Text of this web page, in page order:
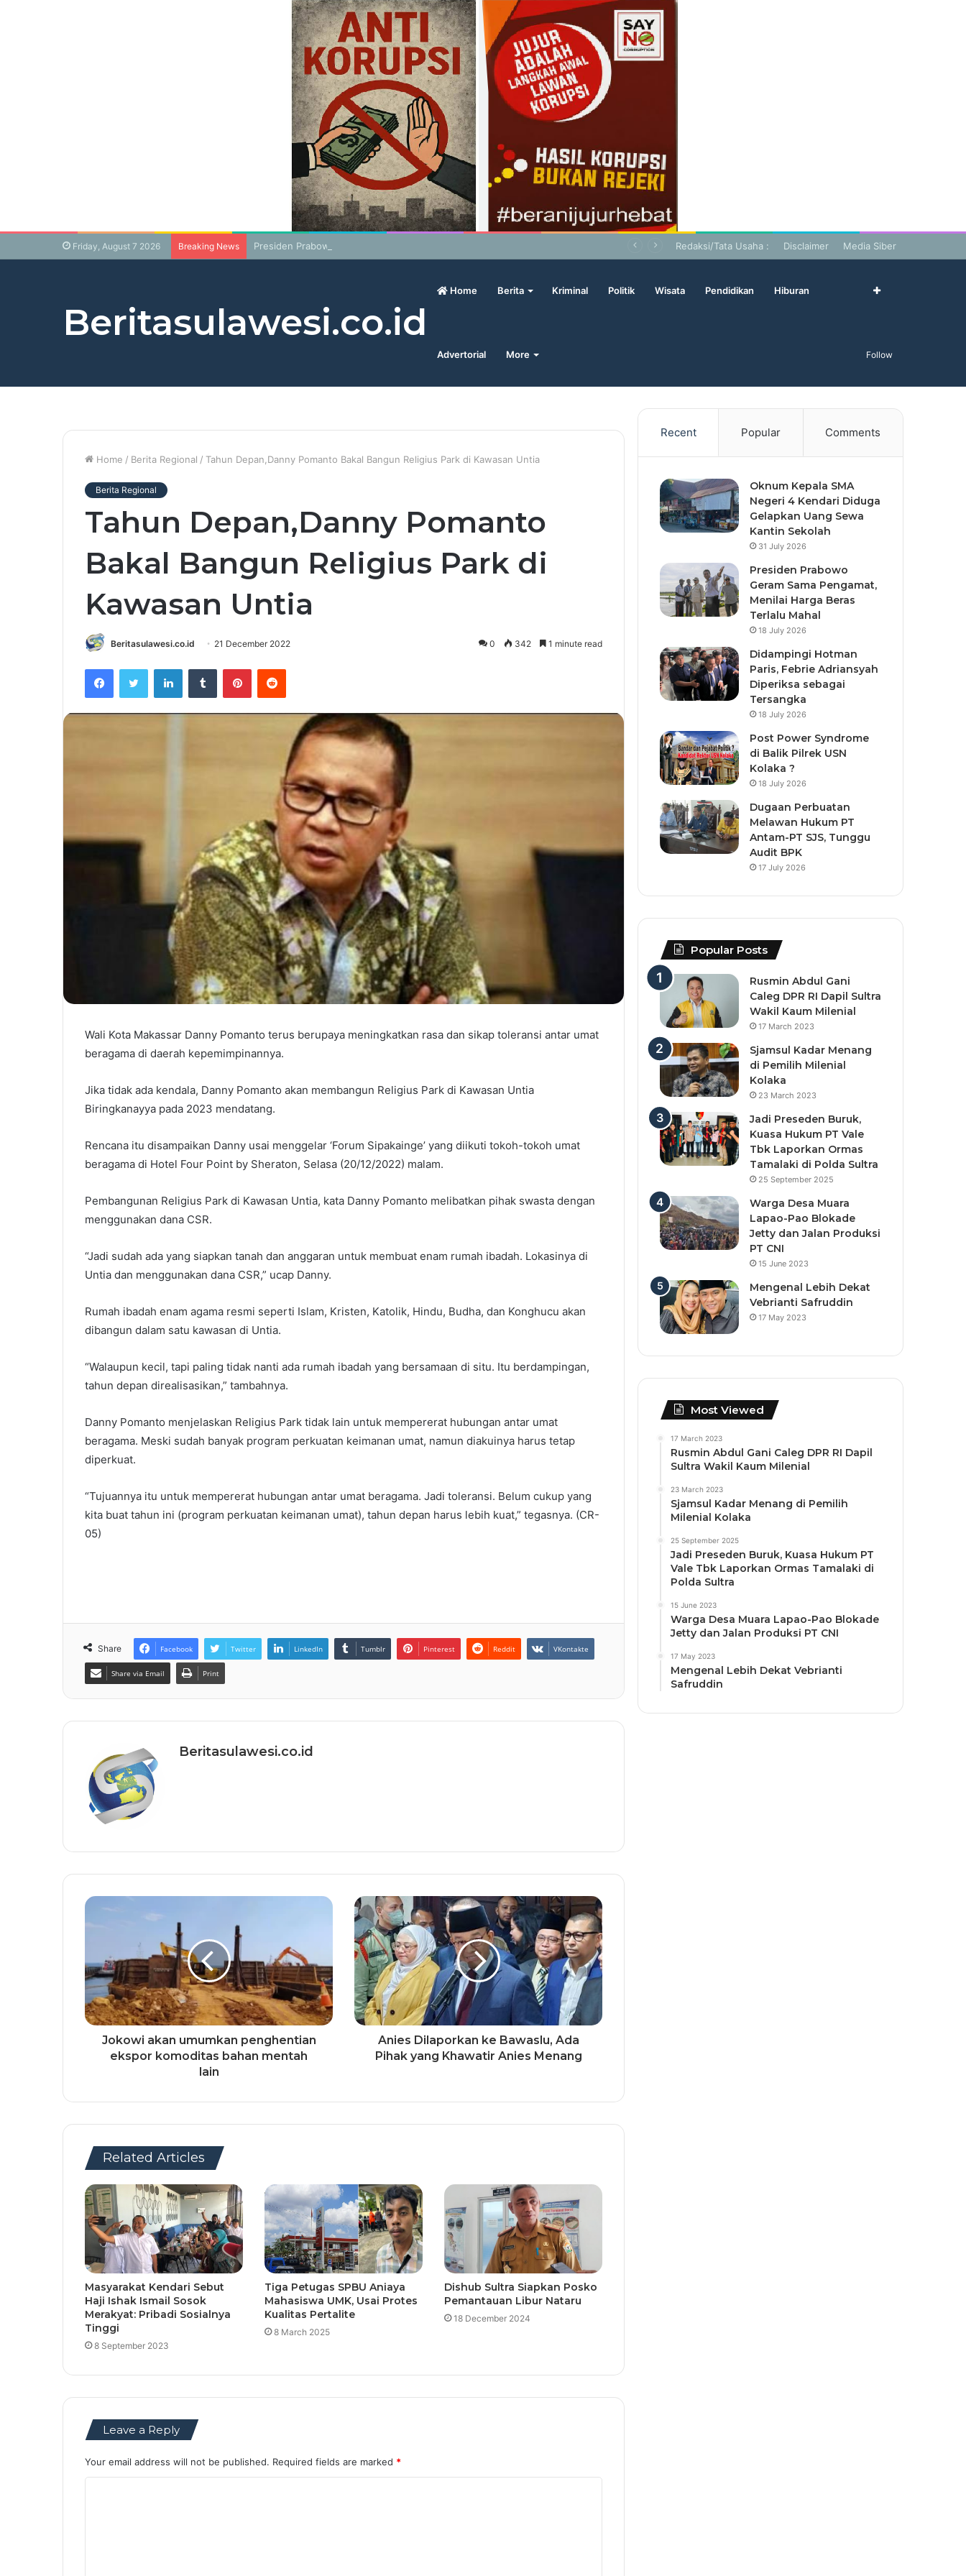
Friday, August 7 2026 Breaking News Presiden Prabowo Geram Sama Pengamat, Menilai Harga Beras Terlalu Mahal Redaksi/Tata Usaha : Disclaimer Media Siber
Beritasulawesi.co.id
Home Berita Kriminal Politik Wisata Pendidikan Hiburan
Advertorial More Follow
Home / Berita Regional / Tahun Depan,Danny Pomanto Bakal Bangun Religius Park di Kawasan Untia
Berita Regional
Tahun Depan,Danny Pomanto
Bakal Bangun Religius Park di
Kawasan Untia
Beritasulawesi.co.id 21 December 2022 0 342 1 minute read
Wali Kota Makassar Danny Pomanto terus berupaya meningkatkan rasa dan sikap toleransi antar umat
beragama di daerah kepemimpinannya.
Jika tidak ada kendala, Danny Pomanto akan membangun Religius Park di Kawasan Untia
Biringkanayya pada 2023 mendatang.
Rencana itu disampaikan Danny usai menggelar ‘Forum Sipakainge’ yang diikuti tokoh-tokoh umat
beragama di Hotel Four Point by Sheraton, Selasa (20/12/2022) malam.
Pembangunan Religius Park di Kawasan Untia, kata Danny Pomanto melibatkan pihak swasta dengan
menggunakan dana CSR.
“Jadi sudah ada yang siapkan tanah dan anggaran untuk membuat enam rumah ibadah. Lokasinya di
Untia dan menggunakan dana CSR,” ucap Danny.
Rumah ibadah enam agama resmi seperti Islam, Kristen, Katolik, Hindu, Budha, dan Konghucu akan
dibangun dalam satu kawasan di Untia.
“Walaupun kecil, tapi paling tidak nanti ada rumah ibadah yang bersamaan di situ. Itu berdampingan,
tahun depan direalisasikan,” tambahnya.
Danny Pomanto menjelaskan Religius Park tidak lain untuk mempererat hubungan antar umat
beragama. Meski sudah banyak program perkuatan keimanan umat, namun diakuinya harus tetap
diperkuat.
“Tujuannya itu untuk mempererat hubungan antar umat beragama. Jadi toleransi. Belum cukup yang
kita buat tahun ini (program perkuatan keimanan umat), tahun depan harus lebih kuat,” tegasnya. (CR-
05)
Share Facebook Twitter LinkedIn Tumblr Pinterest Reddit VKontakte
Share via Email Print
Beritasulawesi.co.id
Jokowi akan umumkan penghentian
ekspor komoditas bahan mentah
lain
Anies Dilaporkan ke Bawaslu, Ada
Pihak yang Khawatir Anies Menang
Related Articles
Masyarakat Kendari Sebut
Haji Ishak Ismail Sosok
Merakyat: Pribadi Sosialnya
Tinggi
8 September 2023
Tiga Petugas SPBU Aniaya
Mahasiswa UMK, Usai Protes
Kualitas Pertalite
8 March 2025
Dishub Sultra Siapkan Posko
Pemantauan Libur Nataru
18 December 2024
Leave a Reply
Your email address will not be published. Required fields are marked *
Recent Popular Comments
Oknum Kepala SMA
Negeri 4 Kendari Diduga
Gelapkan Uang Sewa
Kantin Sekolah
31 July 2026
Presiden Prabowo
Geram Sama Pengamat,
Menilai Harga Beras
Terlalu Mahal
18 July 2026
Didampingi Hotman
Paris, Febrie Adriansyah
Diperiksa sebagai
Tersangka
18 July 2026
Post Power Syndrome
di Balik Pilrek USN
Kolaka ?
18 July 2026
Dugaan Perbuatan
Melawan Hukum PT
Antam-PT SJS, Tunggu
Audit BPK
17 July 2026
Popular Posts
Rusmin Abdul Gani
Caleg DPR RI Dapil Sultra
Wakil Kaum Milenial
17 March 2023
Sjamsul Kadar Menang
di Pemilih Milenial
Kolaka
23 March 2023
Jadi Preseden Buruk,
Kuasa Hukum PT Vale
Tbk Laporkan Ormas
Tamalaki di Polda Sultra
25 September 2025
Warga Desa Muara
Lapao-Pao Blokade
Jetty dan Jalan Produksi
PT CNI
15 June 2023
Mengenal Lebih Dekat
Vebrianti Safruddin
17 May 2023
Most Viewed
17 March 2023
Rusmin Abdul Gani Caleg DPR RI Dapil
Sultra Wakil Kaum Milenial
23 March 2023
Sjamsul Kadar Menang di Pemilih
Milenial Kolaka
25 September 2025
Jadi Preseden Buruk, Kuasa Hukum PT
Vale Tbk Laporkan Ormas Tamalaki di
Polda Sultra
15 June 2023
Warga Desa Muara Lapao-Pao Blokade
Jetty dan Jalan Produksi PT CNI
17 May 2023
Mengenal Lebih Dekat Vebrianti
Safruddin